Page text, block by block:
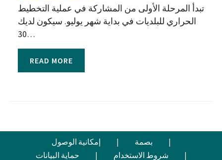
تبدأ المرحلة الأولى من المشاركة في عملية التخطيط
الحراري للبلديات في بداية شهر يوليو. سيكون لديك
30…
READ MORE
إمكانية الوصول | بصمة
|
حماية البيانات
| شروط الاستخدام |